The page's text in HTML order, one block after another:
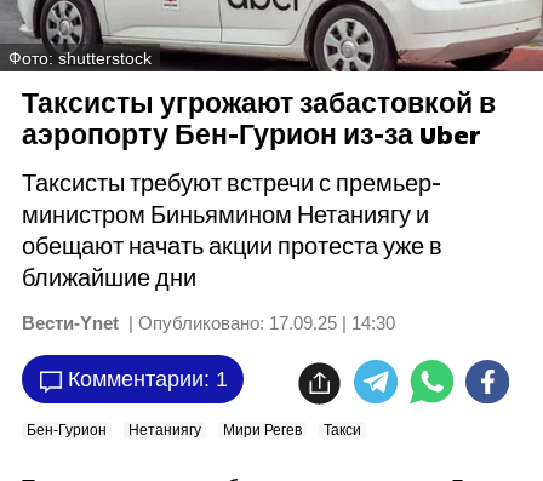
Фото: shutterstock
Таксисты угрожают забастовкой в
аэропорту Бен-Гурион из-за Uber
Таксисты требуют встречи с премьер-
министром Биньямином Нетаниягу и
обещают начать акции протеста уже в
ближайшие дни
Вести-Ynet | Опубликовано: 17.09.25 | 14:30
Комментарии: 1
Бен-Гурион Нетаниягу Мири Регев Такси